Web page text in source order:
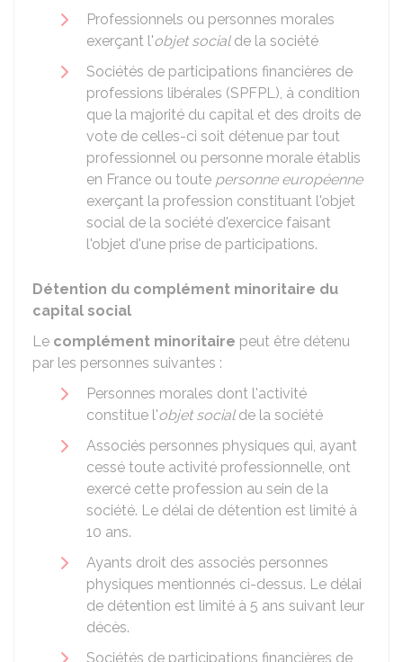
Professionnels ou personnes morales
exerçant l'objet socialde la société
Sociétés de participations financières de
professions libérales (SPFPL), à condition
que la majorité du capital et des droits de
vote de celles-ci soit détenue par tout
professionnel ou personne morale établis
en France ou toute personne européenne
exerçant la profession constituant l'objet
social de la société d'exercice faisant
l'objet d'une prise de participations.
Détention du complément minoritaire du
capital social
Le complément minoritaire peut être détenu
par les personnes suivantes :
Personnes morales dont l'activité
constitue l'objet socialde la société
Associés personnes physiques qui, ayant
cessé toute activité professionnelle, ont
exercé cette profession au sein de la
société. Le délai de détention est limité à
10 ans.
Ayants droit des associés personnes
physiques mentionnés ci-dessus. Le délai
de détention est limité à 5 ans suivant leur
décès.
Sociétés de participations financières de